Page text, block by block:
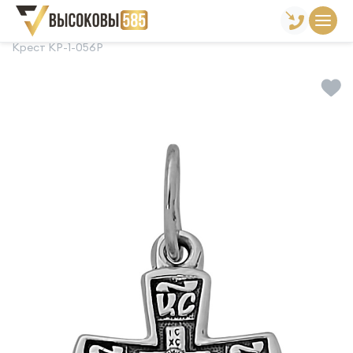
Главная Склад готовой продукции
Крест КР-1-056Р